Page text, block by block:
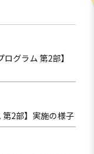
グラム 第2部】
2部】実施の様子